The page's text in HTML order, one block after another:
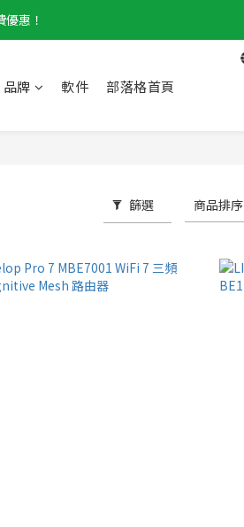
惠！
品牌 軟件 部落格首頁
篩選 商品排序